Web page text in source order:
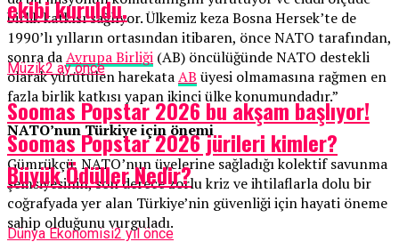
birlik katkısı sağlıyor. Ülkemiz keza Bosna Hersek’te de
1990’lı yılların ortasından itibaren, önce NATO tarafından,
sonra daAvrupa Birliği (AB) öncülüğünde NATO destekli
olarak yürütülen harekataAB üyesi olmamasına rağmen en
fazla birlik katkısı yapan ikinci ülke konumundadır.”
NATO’nun Türkiye için önemi
Gümrükçü, NATO’nun üyelerine sağladığı kolektif savunma
şemsiyesinin, son derece zorlu kriz ve ihtilaflarla dolu bir
coğrafyada yer alan Türkiye’nin güvenliği için hayati öneme
sahip olduğunu vurguladı.
ekibi kuruldu.
Müzik2 ay önce
Soomas Popstar 2026 bu akşam başlıyor!
Soomas Popstar 2026 jürileri kimler?
Büyük Ödüller Nedir?
Dünya Ekonomisi2 yıl önce